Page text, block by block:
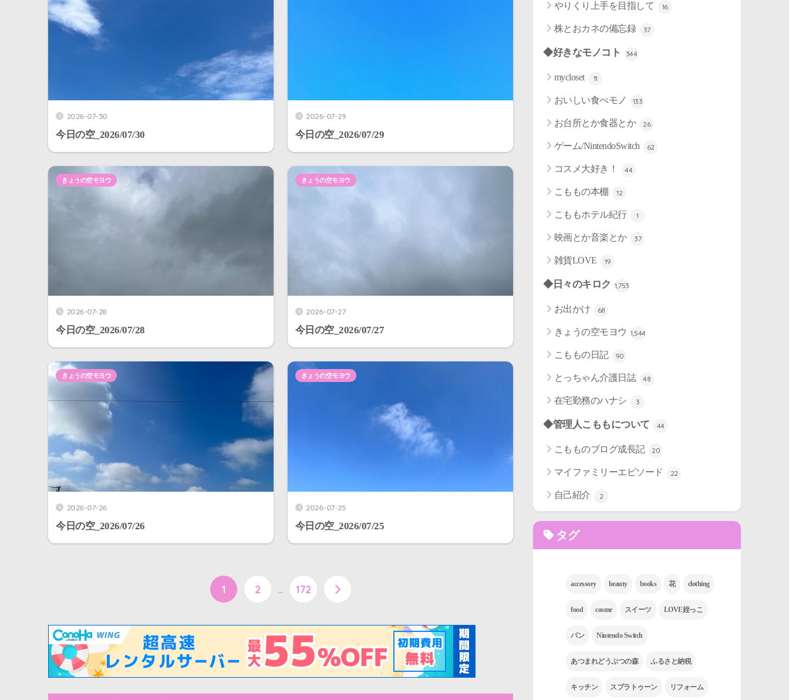
2026-07-30
今日の空_2026/07/30
2026-07-29
今日の空_2026/07/29
2026-07-28
今日の空_2026/07/28
きょうの空モヨウ
2026-07-27
今日の空_2026/07/27
きょうの空モヨウ
2026-07-26
今日の空_2026/07/26
きょうの空モヨウ
2026-07-25
今日の空_2026/07/25
きょうの空モヨウ
1 2 … 172
やりくり上手を目指して 16
株とおカネの備忘録 37
◆好きなモノコト 344
mycloset 11
おいしい食べモノ 133
お台所とか食器とか 26
ゲーム/NintendoSwitch 62
コスメ大好き！ 44
こももの本棚 12
こももホテル紀行 1
映画とか音楽とか 37
雑貨LOVE 19
◆日々のキロク 1,753
お出かけ 68
きょうの空モヨウ 1,544
こももの日記 90
とっちゃん介護日誌 48
在宅勤務のハナシ 3
◆管理人こももについて 44
こもものブログ成長記 20
マイファミリーエピソード 22
自己紹介 2
タグ
accessory beauty books 花 clothing
food cosme スイーツ LOVE姪っこ
パン Nintendo Switch
あつまれどうぶつの森 ふるさと納税
キッチン スプラトゥーン リフォーム